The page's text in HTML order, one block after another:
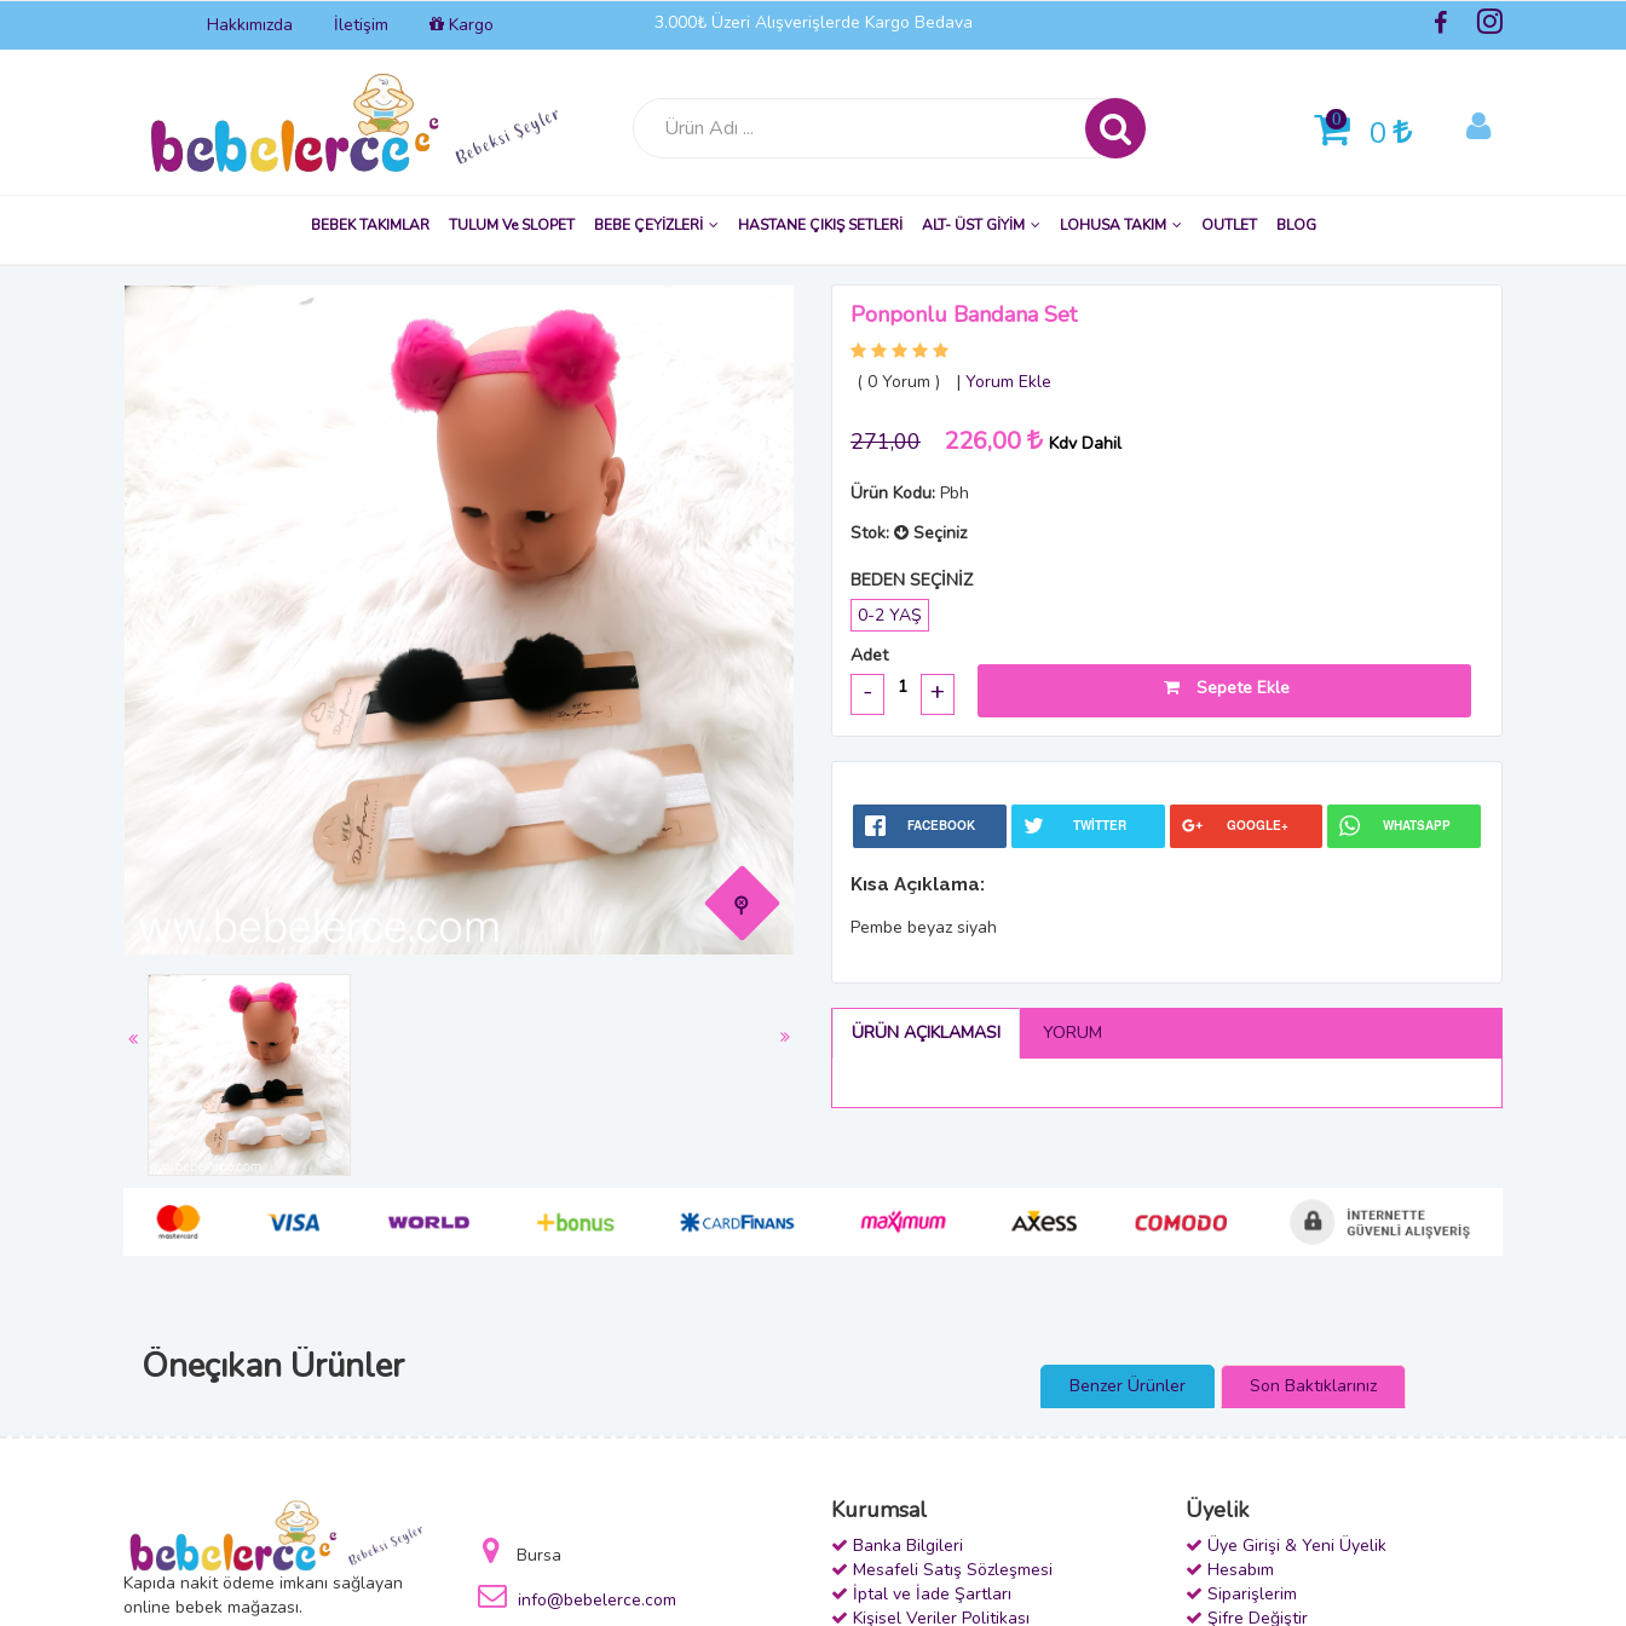
Hakkımızda İletişim Kargo 3.000₺ Üzeri Alışverişlerde Kargo Bedava
0 0
BEBEK TAKIMLAR TULUM Ve SLOPET BEBE ÇEYİZLERİ HASTANE ÇIKIŞ SETLERİ ALT- ÜST GİYİM LOHUSA TAKIM OUTLET BLOG
Ponponlu Bandana Set
( 0 Yorum ) | Yorum Ekle
271,00 226,00 Kdv Dahil
Ürün Kodu: Pbh
Stok:
Seçiniz
BEDEN SEÇİNİZ
0-2 YAŞ
Adet
- + Sepete Ekle
FACEBOOK TWITTER GOOGLE+ WHATSAPP
Kısa Açıklama:
Pembe beyaz siyah
ÜRÜN AÇIKLAMASI YORUM
Öneçıkan Ürünler Benzer Ürünler Son Baktıklarınız
Kapıda nakit ödeme imkanı sağlayan
online bebek mağazası.
Bursa
info@bebelerce.com
Kurumsal
Banka Bilgileri
Mesafeli Satış Sözleşmesi
İptal ve İade Şartları
Kişisel Veriler Politikası
Üyelik
Üye Girişi & Yeni Üyelik
Hesabım
Siparişlerim
Şifre Değiştir